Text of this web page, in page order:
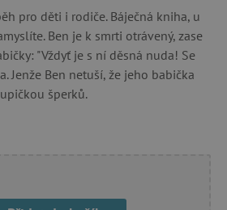
pro děti i rodiče. Báječná kniha, u
Ben je k smrti otrávený, zase
"Vždyť je s ní děsná nuda! Se
Jenže Ben netuší, že jeho babička
šperků.